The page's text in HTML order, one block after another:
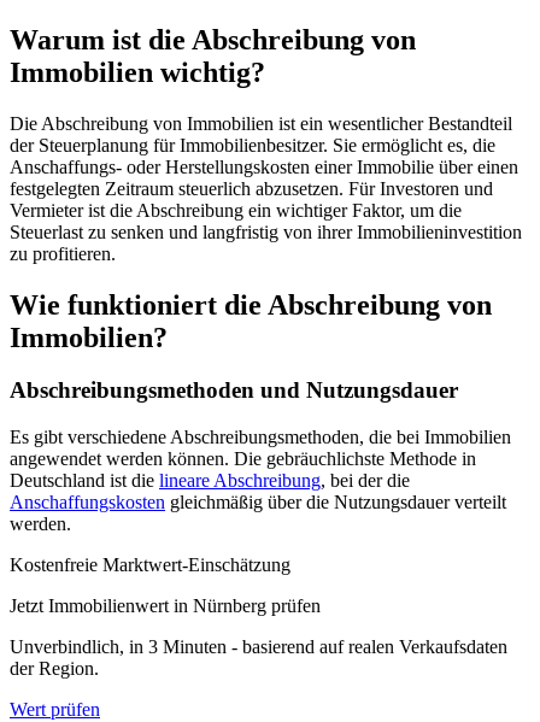
Warum ist die Abschreibung von
Immobilien wichtig?
Die Abschreibung von Immobilien ist ein wesentlicher Bestandteil
der Steuerplanung für Immobilienbesitzer. Sie ermöglicht es, die
Anschaffungs- oder Herstellungskosten einer Immobilie über einen
festgelegten Zeitraum steuerlich abzusetzen. Für Investoren und
Vermieter ist die Abschreibung ein wichtiger Faktor, um die
Steuerlast zu senken und langfristig von ihrer Immobilieninvestition
zu profitieren.
Wie funktioniert die Abschreibung von
Immobilien?
Abschreibungsmethoden und Nutzungsdauer
Es gibt verschiedene Abschreibungsmethoden, die bei Immobilien
angewendet werden können. Die gebräuchlichste Methode in
Deutschland ist die lineare Abschreibung, bei der die
Anschaffungskosten gleichmäßig über die Nutzungsdauer verteilt
werden.
Kostenfreie Marktwert-Einschätzung
Jetzt Immobilienwert in Nürnberg prüfen
Unverbindlich, in 3 Minuten - basierend auf realen Verkaufsdaten
der Region.
Wert prüfen